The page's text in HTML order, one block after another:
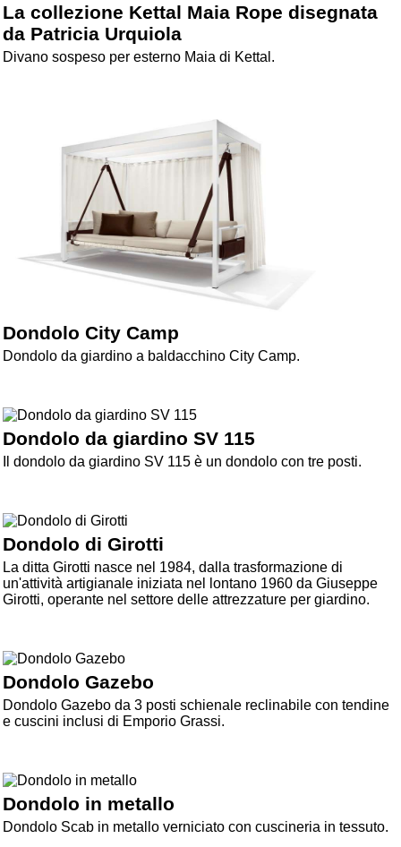
La collezione Kettal Maia Rope disegnata
da Patricia Urquiola
Divano sospeso per esterno Maia di Kettal.
Dondolo City Camp
Dondolo da giardino a baldacchino City Camp.
Dondolo da giardino SV 115
Il dondolo da giardino SV 115 è un dondolo con tre posti.
Dondolo di Girotti
La ditta Girotti nasce nel 1984, dalla trasformazione di
un'attività artigianale iniziata nel lontano 1960 da Giuseppe
Girotti, operante nel settore delle attrezzature per giardino.
Dondolo Gazebo
Dondolo Gazebo da 3 posti schienale reclinabile con tendine
e cuscini inclusi di Emporio Grassi.
Dondolo in metallo
Dondolo Scab in metallo verniciato con cuscineria in tessuto.